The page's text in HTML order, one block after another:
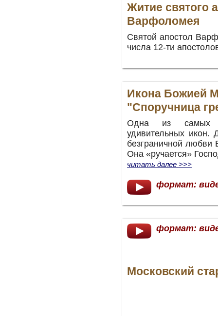
Житие святого
Варфоломея
Святой апостол
числа 12-ти
Икона Божией
"Споручница
Одна из самых
удивительных
безграничной
Она «ручается»
читать далее >>>
формат:
формат:
Московский